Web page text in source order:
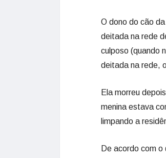
O dono do cão
deitada na rede
culposo (quando
deitada na rede,
Ela morreu
menina estava
limpando a
De acordo com